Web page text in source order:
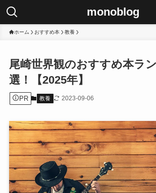
monoblog
ホーム おすすめ本 教養
尾崎世界観のおすすめ本ラ
選！【2025年】
PR 教養 2023-09-06